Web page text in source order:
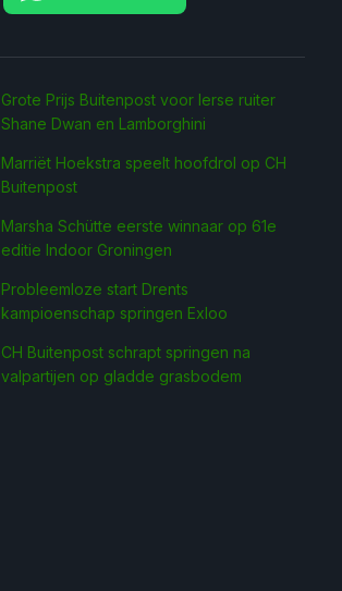
Grote Prijs Buitenpost voor Ierse ruiter
Shane Dwan en Lamborghini
Marriët Hoekstra speelt hoofdrol op CH
Buitenpost
Marsha Schütte eerste win­naar op 61e
editie Indoor Groningen
Probleemloze start Drents
kampioenschap springen Exloo
CH Buitenpost schrapt springen na
valpartijen op gladde grasbodem